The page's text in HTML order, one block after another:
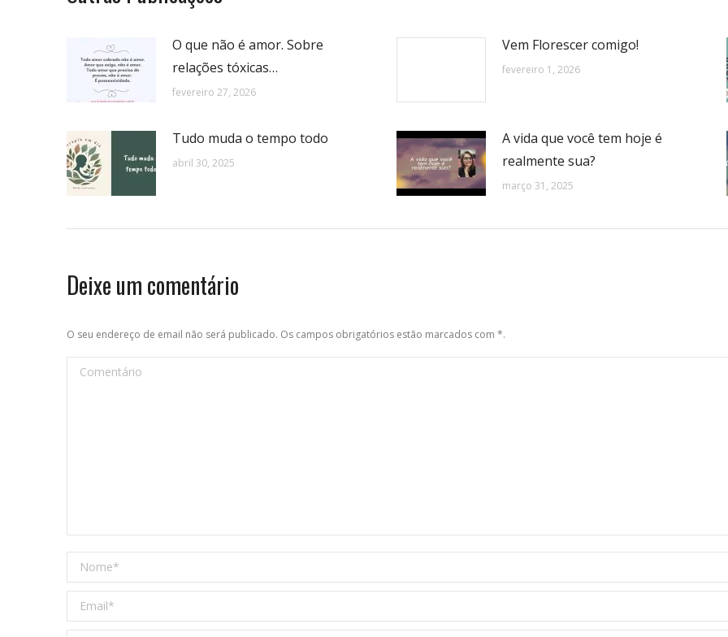
O que não é amor. Sobre
relações tóxicas…
fevereiro 27, 2026
Vem Florescer comigo!
fevereiro 1, 2026
Tudo muda o tempo todo
abril 30, 2025
A vida que você tem hoje é
realmente sua?
março 31, 2025
Deixe um comentário
O seu endereço de email não será publicado. Os campos obrigatórios estão marcados com *.
Comentário
Nome *
Email *